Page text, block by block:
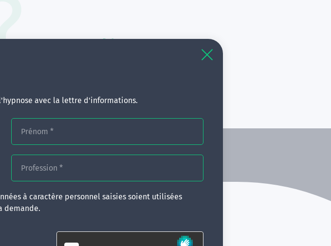
avec la lettre d'informations.
Prénom *
Profession *
à caractère personnel saisies soient utilisées
demande.
ne correspond à